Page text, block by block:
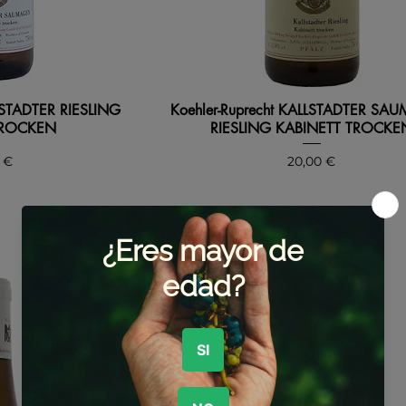
RIESLING
€
Koehler-Ruprecht KALLSTADTER
RIESLING KABINETT
Precio
20,00 €